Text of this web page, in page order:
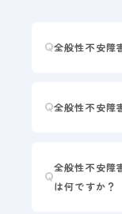
全般性不安障
全般性不安障
全般性不安障
は何ですか？